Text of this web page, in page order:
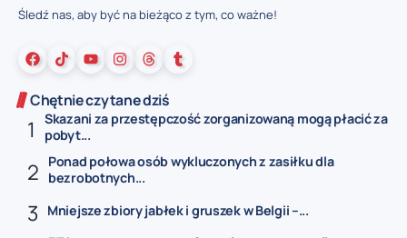
Śledź nas, aby być na bieżąco z tym, co ważne!
Chętnie czytane dziś
Skazani za przestępczość zorganizowaną mogą płacić za
pobyt...
Ponad połowa osób wykluczonych z zasiłku dla
bezrobotnych...
Mniejsze zbiory jabłek i gruszek w Belgii –...